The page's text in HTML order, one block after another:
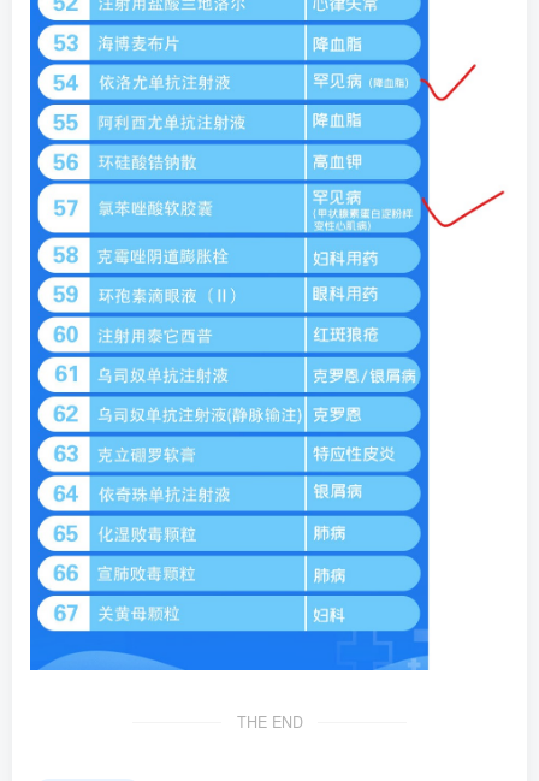
THE END